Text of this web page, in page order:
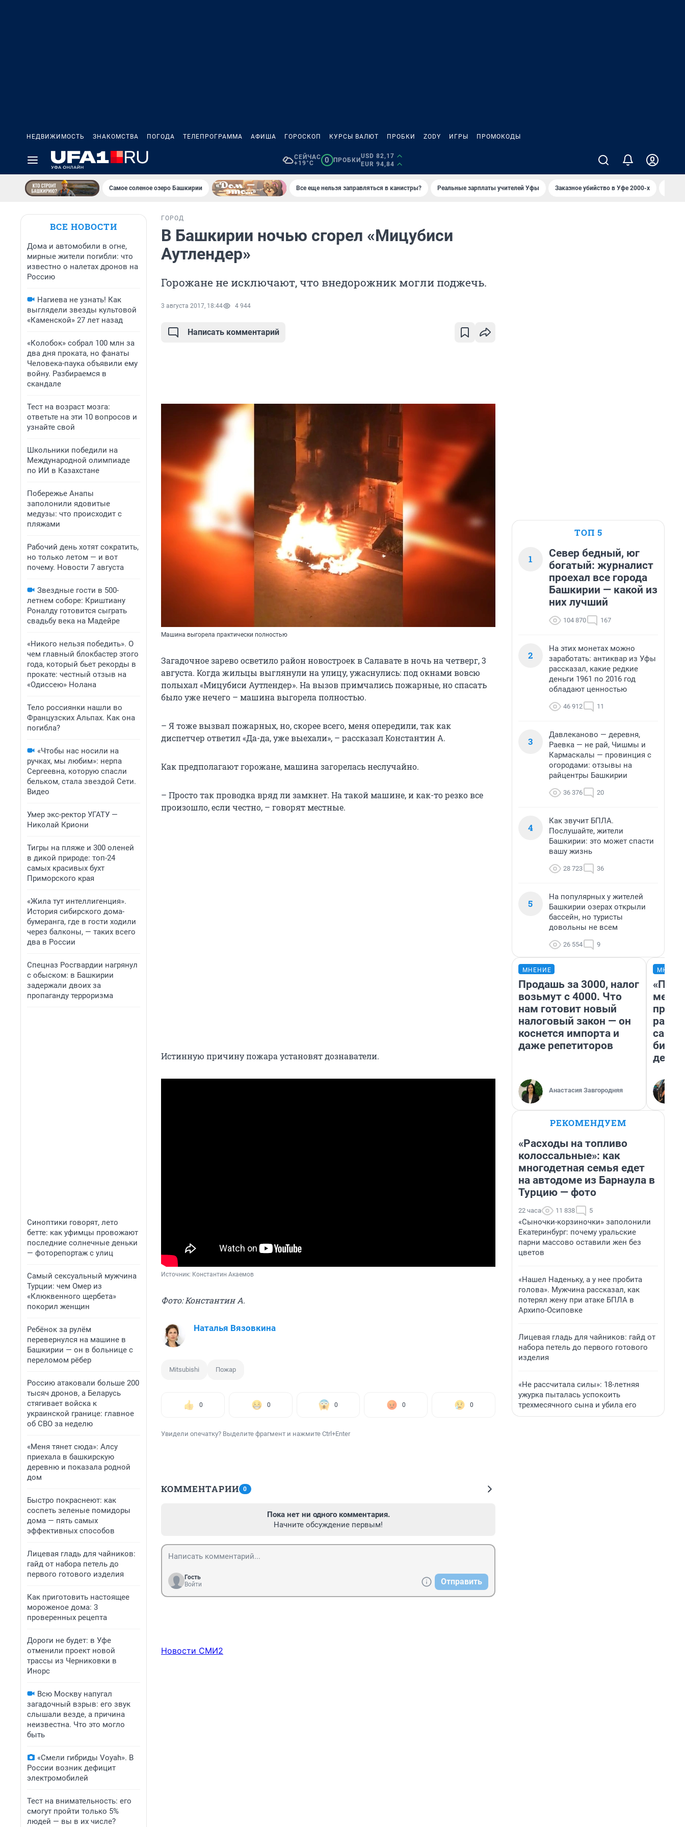
НЕДВИЖИМОСТЬ ЗНАКОМСТВА ПОГОДА ТЕЛЕПРОГРАММА АФИША ГОРОСКОП КУРСЫ ВАЛЮТ ПРОБКИ ZODY ИГРЫ ПРОМОКОДЫ
СЕЙЧАС
+19°C
0 ПРОБКИ
USD 82,17
EUR 94,84
Самое соленое озеро Башкирии Все еще нельзя заправляться в канистры? Реальные зарплаты учителей Уфы Заказное убийство в Уфе 2000-х
ВСЕ НОВОСТИ
Дома и автомобили в огне,
мирные жители погибли: что
известно о налетах дронов на
Россию
Нагиева не узнать! Как
выглядели звезды культовой
«Каменской» 27 лет назад
«Колобок» собрал 100 млн за
два дня проката, но фанаты
Человека-паука объявили ему
войну. Разбираемся в
скандале
Тест на возраст мозга:
ответьте на эти 10 вопросов и
узнайте свой
Школьники победили на
Международной олимпиаде
по ИИ в Казахстане
Побережье Анапы
заполонили ядовитые
медузы: что происходит с
пляжами
Рабочий день хотят сократить,
но только летом — и вот
почему. Новости 7 августа
Звездные гости в 500-
летнем соборе: Криштиану
Роналду готовится сыграть
свадьбу века на Мадейре
«Никого нельзя победить». О
чем главный блокбастер этого
года, который бьет рекорды в
прокате: честный отзыв на
«Одиссею» Нолана
Тело россиянки нашли во
Французских Альпах. Как она
погибла?
«Чтобы нас носили на
ручках, мы любим»: нерпа
Сергеевна, которую спасли
бельком, стала звездой Сети.
Видео
Умер экс-ректор УГАТУ —
Николай Криони
Тигры на пляже и 300 оленей
в дикой природе: топ-24
самых красивых бухт
Приморского края
«Жила тут интеллигенция».
История сибирского дома-
бумеранга, где в гости ходили
через балконы, — таких всего
два в России
Спецназ Росгвардии нагрянул
с обыском: в Башкирии
задержали двоих за
пропаганду терроризма
Синоптики говорят, лето
бетте: как уфимцы провожают
последние солнечные деньки
— фоторепортаж с улиц
Самый сексуальный мужчина
Турции: чем Омер из
«Клюквенного щербета»
покорил женщин
Ребёнок за рулём
перевернулся на машине в
Башкирии — он в больнице с
переломом рёбер
Россию атаковали больше 200
тысяч дронов, а Беларусь
стягивает войска к
украинской границе: главное
об СВО за неделю
«Меня тянет сюда»: Алсу
приехала в башкирскую
деревню и показала родной
дом
Быстро покраснеют: как
соспеть зеленые помидоры
дома — пять самых
эффективных способов
Лицевая гладь для чайников:
гайд от набора петель до
первого готового изделия
Как приготовить настоящее
мороженое дома: 3
проверенных рецепта
Дороги не будет: в Уфе
отменили проект новой
трассы из Черниковки в
Инорс
Всю Москву напугал
загадочный взрыв: его звук
слышали везде, а причина
неизвестна. Что это могло
быть
«Смели гибриды Voyah». В
России возник дефицит
электромобилей
Тест на внимательность: его
смогут пройти только 5%
людей — вы в их числе?
ГОРОД
В Башкирии ночью сгорел «Мицубиси
Аутлендер»
Горожане не исключают, что внедорожник могли поджечь.
3 августа 2017, 18:44 4 944
Написать комментарий
Машина выгорела практически полностью
Загадочное зарево осветило район новостроек в Салавате в ночь на четверг, 3
августа. Когда жильцы выглянули на улицу, ужаснулись: под окнами вовсю
полыхал «Мицубиси Аутлендер». На вызов примчались пожарные, но спасать
было уже нечего – машина выгорела полностью.
– Я тоже вызвал пожарных, но, скорее всего, меня опередили, так как
диспетчер ответил «Да-да, уже выехали», – рассказал Константин А.
Как предполагают горожане, машина загорелась неслучайно.
– Просто так проводка вряд ли замкнет. На такой машине, и как-то резко все
произошло, если честно, – говорят местные.
Истинную причину пожара установят дознаватели.
Источник: Константин Акаемов
Фото: Константин А.
Наталья Вязовкина
Mitsubishi Пожар
0 0 0 0 0
Увидели опечатку? Выделите фрагмент и нажмите Ctrl+Enter
КОММЕНТАРИИ 0
Пока нет ни одного комментария.
Начните обсуждение первым!
Гость
Войти
Отправить
Новости СМИ2
ТОП 5
1
Север бедный, юг
богатый: журналист
проехал все города
Башкирии — какой из
них лучший
104 870 167
2
На этих монетах можно
заработать: антиквар из Уфы
рассказал, какие редкие
деньги 1961 по 2016 год
обладают ценностью
46 912 11
3
Давлеканово — деревня,
Раевка — не рай, Чишмы и
Кармаскалы — провинция с
огородами: отзывы на
райцентры Башкирии
36 376 20
4
Как звучит БПЛА.
Послушайте, жители
Башкирии: это может спасти
вашу жизнь
28 723 36
5
На популярных у жителей
Башкирии озерах открыли
бассейн, но туристы
довольны не всем
26 554 9
МНЕНИЕ
Продашь за 3000, налог
возьмут с 4000. Что
нам готовит новый
налоговый закон — он
коснется импорта и
даже репетиторов
Анастасия Завгородняя
РЕКОМЕНДУЕМ
«Расходы на топливо
колоссальные»: как
многодетная семья едет
на автодоме из Барнаула в
Турцию — фото
22 часа 11 838 5
«Сыночки-корзиночки» заполонили
Екатеринбург: почему уральские
парни массово оставили жен без
цветов
«Нашел Наденьку, а у нее пробита
голова». Мужчина рассказал, как
потерял жену при атаке БПЛА в
Архипо-Осиповке
Лицевая гладь для чайников: гайд от
набора петель до первого готового
изделия
«Не рассчитала силы»: 18-летняя
ужурка пыталась успокоить
трехмесячного сына и убила его